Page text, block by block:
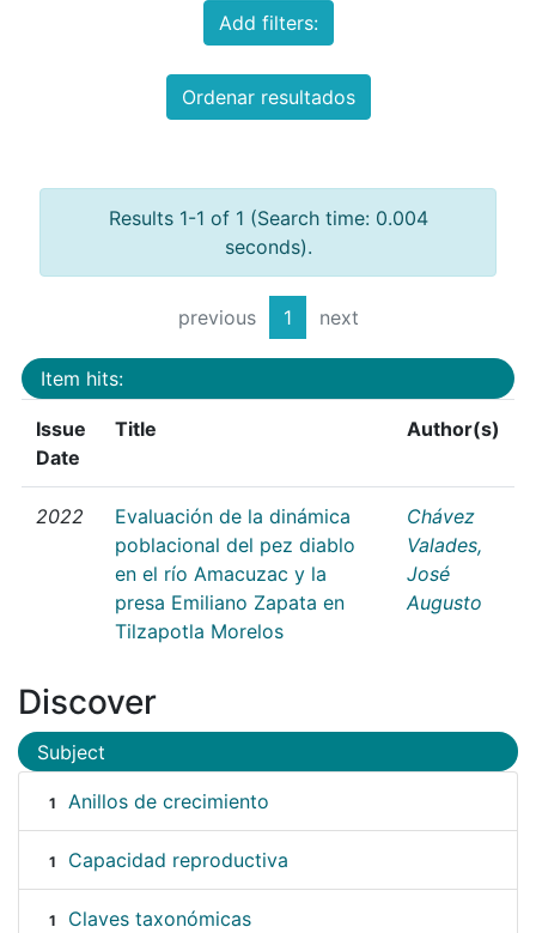
Add filters:
Ordenar resultados
Results 1-1 of 1 (Search time: 0.004
seconds).
previous 1 next
Item hits:
Issue
Date
Title Author(s)
2022
Evaluación de la dinámica
poblacional del pez diablo
en el río Amacuzac y la
presa Emiliano Zapata en
Tilzapotla Morelos
Chávez
Valades,
José
Augusto
Discover
Subject
1 Anillos de crecimiento
1 Capacidad reproductiva
1 Claves taxonómicas